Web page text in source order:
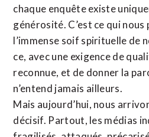
chaque enquête existe
générosité. C’est ce qui
l’immense soif spirituelle de
ce, avec une exigence de
reconnue, et de donner la
n’entend jamais ailleurs.
Mais aujourd’hui, nous
décisif. Partout, les médias